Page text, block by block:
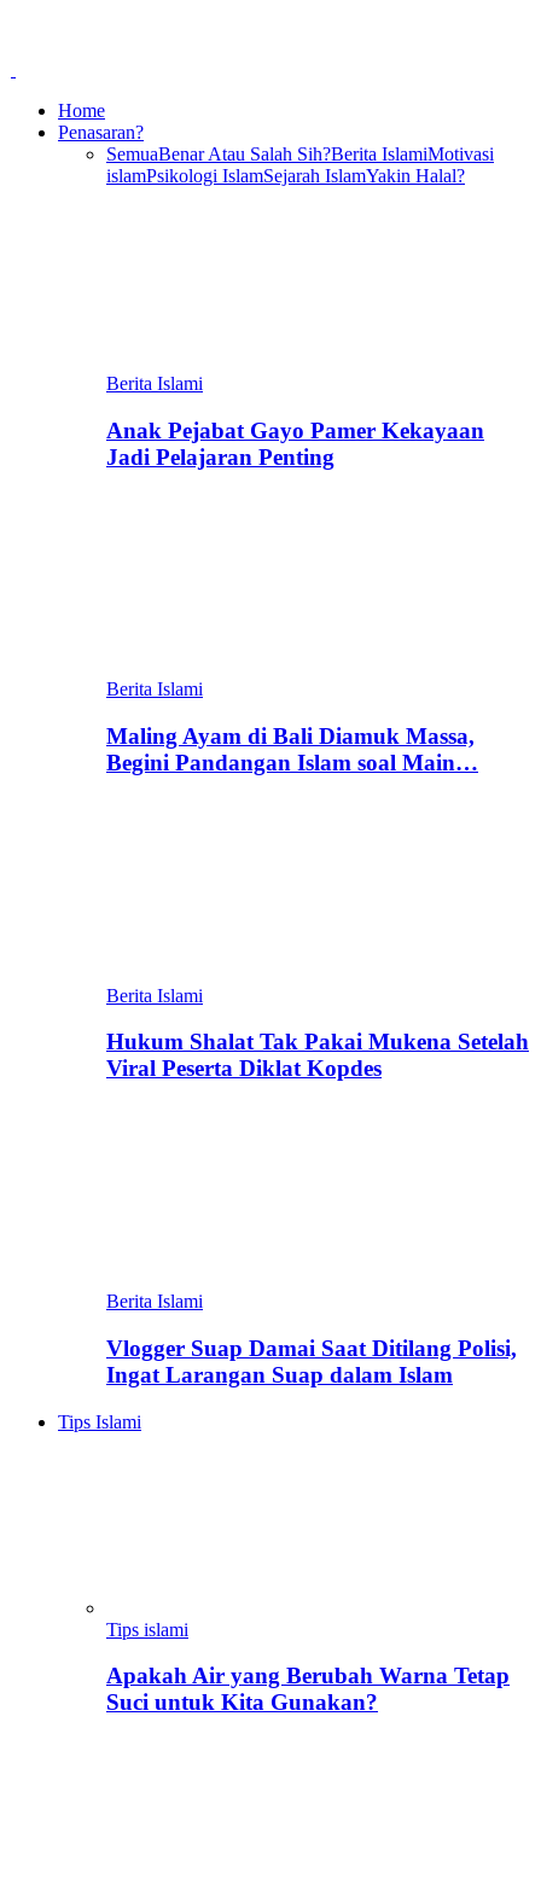
Home
Penasaran?
SemuaBenar Atau Salah Sih?Berita IslamiMotivasi
islamPsikologi IslamSejarah IslamYakin Halal?
Berita Islami
Anak Pejabat Gayo Pamer Kekayaan
Jadi Pelajaran Penting
Berita Islami
Maling Ayam di Bali Diamuk Massa,
Begini Pandangan Islam soal Main…
Berita Islami
Hukum Shalat Tak Pakai Mukena Setelah
Viral Peserta Diklat Kopdes
Berita Islami
Vlogger Suap Damai Saat Ditilang Polisi,
Ingat Larangan Suap dalam Islam
Tips Islami
Tips islami
Apakah Air yang Berubah Warna Tetap
Suci untuk Kita Gunakan?